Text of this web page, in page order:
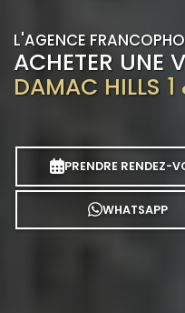
L'AGENCE
ACHETER UNE
DAMAC HILLS
PRENDRE RENDEZ-
WHATSAPP